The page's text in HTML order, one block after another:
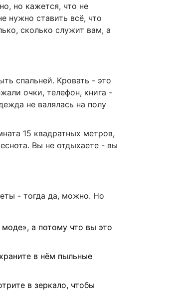
но кажется, что не
нужно ставить всё, что
сколько служит вам, а
спальней. Кровать - это
очки, телефон, книга -
не валялась на полу
15 квадратных метров,
Вы не отдыхаете - вы
- тогда да, можно. Но
а потому что вы это
в нём пыльные
в зеркало, чтобы